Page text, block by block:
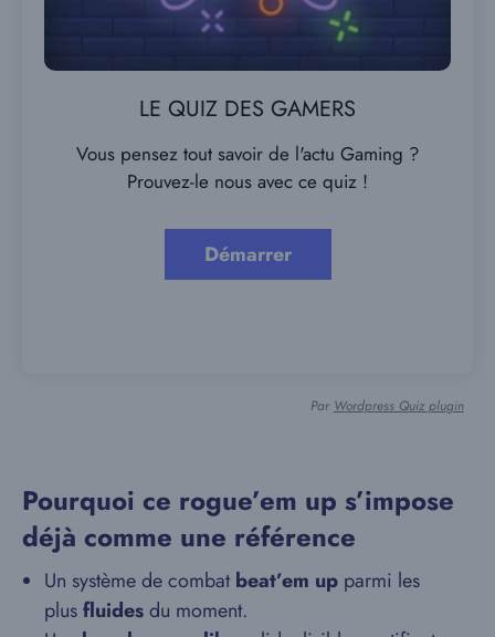
LE QUIZ DES GAMERS
Vous pensez tout savoir de l'actu Gaming ?
Prouvez-le nous avec ce quiz !
Par Wordpress Quiz plugin
Pourquoi ce rogue’em up s’impose
déjà comme une référence
Un système de combatbeat’em up parmi les
plusfluidesdu moment.